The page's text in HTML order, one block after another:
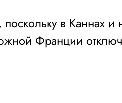
в Каннах и
Франции